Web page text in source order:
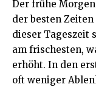
Der frühe
der besten
dieser Tageszeit
am frischesten,
erhöht. In den
oft weniger